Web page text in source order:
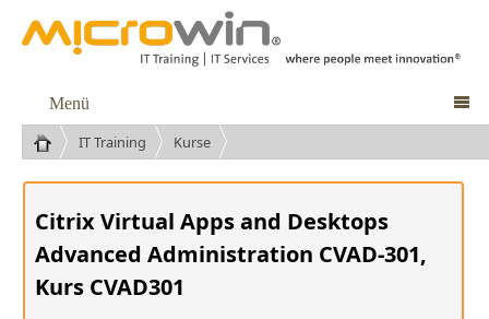
Menü 
IT Training Kurse
Citrix Virtual Apps and Desktops
Advanced Administration CVAD-301,
Kurs CVAD301